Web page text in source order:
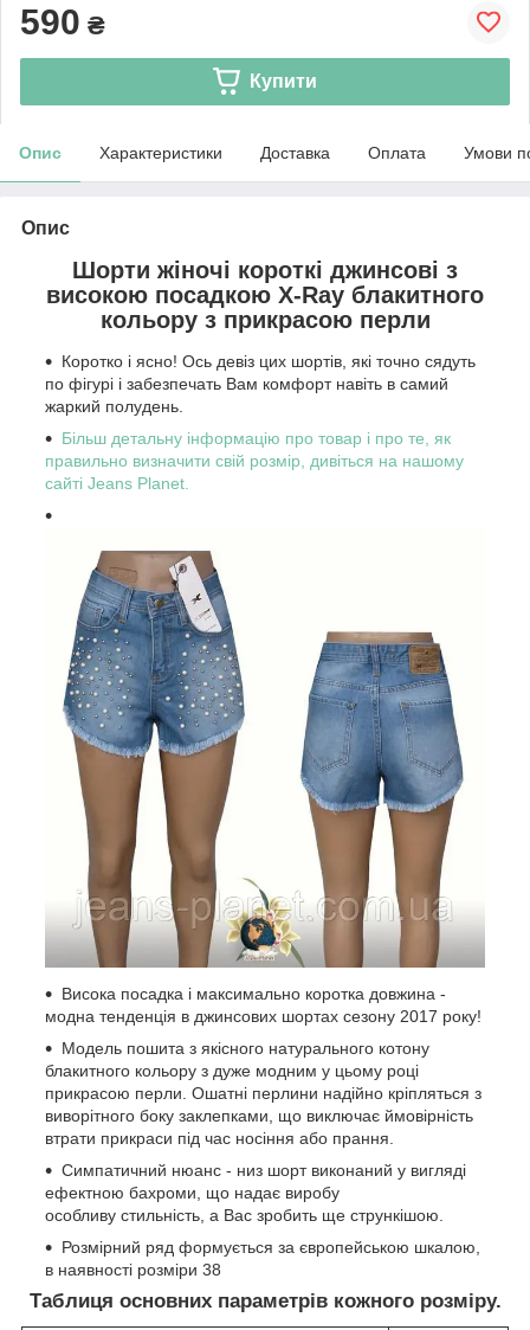
590 ₴
Купити
Опис Характеристики Доставка Оплата Умови
Опис
Шорти жіночі короткі джинсові з
високою посадкою X-Ray блакитного
кольору з прикрасою перли
Коротко і ясно! Ось девіз цих шортів, які точно сядуть
по фігурі і забезпечать Вам комфорт навіть в самий
жаркий полудень.
Більш детальну інформацію про товар і про те, як
правильно визначити свій розмір, дивіться на нашому
сайті Jeans Planet.
Висока посадка і максимально коротка довжина -
модна тенденція в джинсових шортах сезону 2017 року!
Модель пошита з якісного натурального котону
блакитного кольору з дуже модним у цьому році
прикрасою перли. Ошатні перлини надійно кріпляться з
виворітного боку заклепками, що виключає ймовірність
втрати прикраси під час носіння або прання.
Симпатичний нюанс - низ шорт виконаний у вигляді
ефектною бахроми, що надає виробу
особливу стильність, а Вас зробить ще стрункішою.
Розмірний ряд формується за європейською шкалою,
в наявності розміри 38
Таблиця основних параметрів кожного розміру.